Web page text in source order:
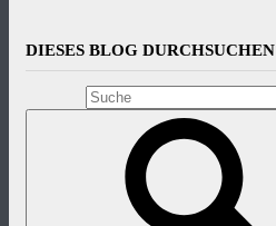
DIESES BLOG DURCHSUCHEN